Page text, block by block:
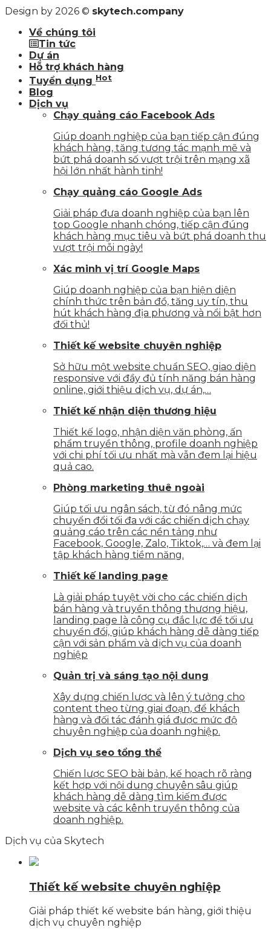
Design by 2026 © skytech.company
Về chúng tôi
Tin tức
Dự án
Hỗ trợ khách hàng
Tuyển dụng Hot
Blog
Dịch vụ
Chạy quảng cáo Facebook Ads
Giúp doanh nghiệp của bạn tiếp cận đúng
khách hàng, tăng tương tác mạnh mẽ và
bứt phá doanh số vượt trội trên mạng xã
hội lớn nhất hành tinh!
Chạy quảng cáo Google Ads
Giải pháp đưa doanh nghiệp của bạn lên
top Google nhanh chóng, tiếp cận đúng
khách hàng mục tiêu và bứt phá doanh thu
vượt trội mỗi ngày!
Xác minh vị trí Google Maps
Giúp doanh nghiệp của bạn hiện diện
chính thức trên bản đồ, tăng uy tín, thu
hút khách hàng địa phương và nổi bật hơn
đối thủ!
Thiết kế website chuyên nghiệp
Sở hữu một website chuẩn SEO, giao diện
responsive với đầy đủ tính năng bán hàng
online, giới thiệu dịch vụ, dự án,…
Thiết kế nhận diện thương hiệu
Thiết kế logo, nhận diện văn phòng, ấn
phẩm truyền thông, profile doanh nghiệp
với chi phí tối ưu nhất mà vẫn đem lại hiệu
quả cao.
Phòng marketing thuê ngoài
Giúp tối ưu ngân sách, từ đó nâng mức
chuyển đổi tối đa với các chiến dịch chạy
quảng cáo trên các nền tảng như
Facebook, Google, Zalo, Tiktok,… và đem lại
tập khách hàng tiềm năng.
Thiết kế landing page
Là giải pháp tuyệt vời cho các chiến dịch
bán hàng và truyền thông thương hiệu,
landing page là công cụ đắc lực để tối ưu
chuyển đổi, giúp khách hàng dễ dàng tiếp
cận với sản phẩm và dịch vụ của doanh
nghiệp
Quản trị và sáng tạo nội dung
Xây dựng chiến lược và lên ý tưởng cho
content theo từng giai đoạn, để khách
hàng và đối tác đánh giá được mức độ
chuyên nghiệp của doanh nghiệp.
Dịch vụ seo tổng thể
Chiến lược SEO bài bản, kế hoạch rõ ràng
kết hợp với nội dung chuyên sâu giúp
khách hàng dễ dàng tìm kiếm được
website và các kênh truyền thông của
doanh nghiệp.
Dịch vụ của Skytech
Thiết kế website chuyên nghiệp
Giải pháp thiết kế website bán hàng, giới thiệu
dịch vụ chuyên nghiệp